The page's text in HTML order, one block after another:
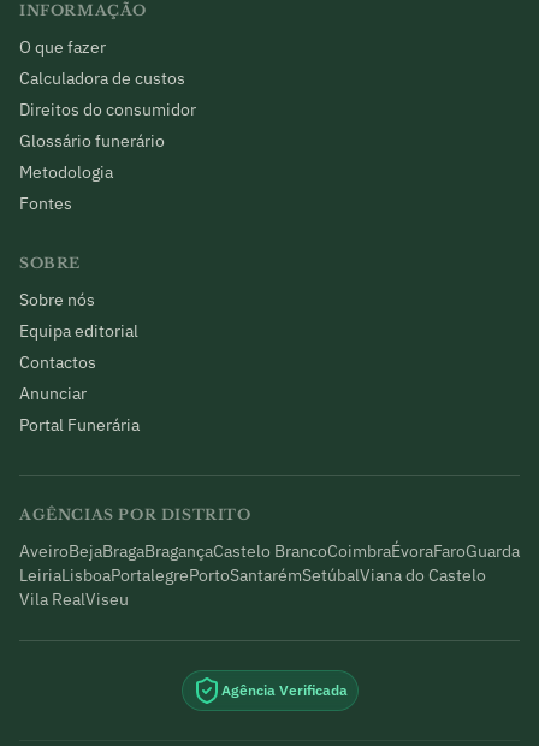
INFORMAÇÃO
O que fazer
Calculadora de custos
Direitos do consumidor
Glossário funerário
Metodologia
Fontes
SOBRE
Sobre nós
Equipa editorial
Contactos
Anunciar
Portal Funerária
AGÊNCIAS POR DISTRITO
AveiroBejaBragaBragançaCastelo BrancoCoimbraÉvoraFaroGuarda
LeiriaLisboaPortalegrePortoSantarémSetúbalViana do Castelo
Vila RealViseu
Agência Verificada